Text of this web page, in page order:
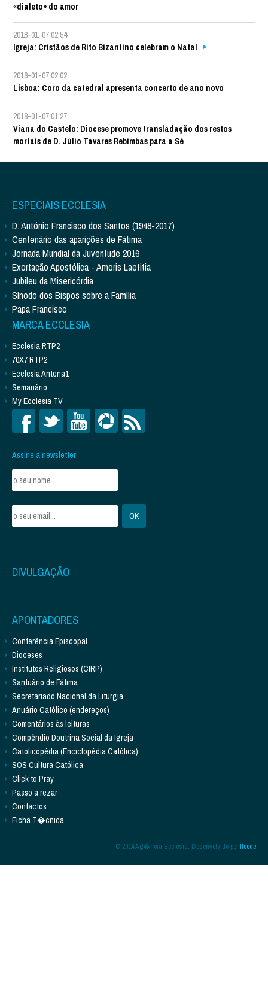
«dialeto» do amor
2018-01-07 02:54
Igreja: Cristãos de Rito Bizantino celebram o Natal
2018-01-07 02:02
Lisboa: Coro da catedral apresenta concerto de ano novo
2018-01-07 01:27
Viana do Castelo: Diocese promove transladação dos restos
mortais de D. Júlio Tavares Rebimbas para a Sé
ESPECIAIS ECCLESIA
D. António Francisco dos Santos (1948-2017)
Centenário das aparições de Fátima
Jornada Mundial da Juventude 2016
Exortação Apostólica - Amoris Laetitia
Jubileu da Misericórdia
Sínodo dos Bispos sobre a Família
Papa Francisco
MARCA ECCLESIA
Ecclesia RTP2
70X7 RTP2
Ecclesia Antena1
Semanário
My Ecclesia TV
Assine a newsletter
DIVULGAÇÃO
APONTADORES
Conferência Episcopal
Dioceses
Institutos Religiosos (CIRP)
Santuário de Fátima
Secretariado Nacional da Liturgia
Anuário Católico (endereços)
Comentários às leituras
Compêndio Doutrina Social da Igreja
Catolicopédia (Enciclopédia Católica)
SOS Cultura Católica
Click to Pray
Passo a rezar
Contactos
Ficha T�cnica
© 2014 Ag�ncia Ecclesia. Desenvolvido porItcode